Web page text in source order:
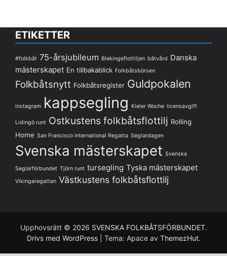
ETIKETTER
#folkbåt 75-årsjubileum Blekingeflottiljen båtvård Danska
mästerskapet En tillbakablick Folkbåtsbörsen
Folkbåtsnytt Folkbåtsregister Guldpokalen
instagram kappsegling Kieler Woche licensavgift
Lidingö runt Ostkustens folkbåtsflottilj Rolling
Home San Francisco International Regatta Seglardagen
Svenska mästerskapet Svenska
Seglarförbundet Tjörn runt tursegling Tyska mästerskapet
Vikingaregattan Västkustens folkbåtsflottilj
Upphovsrätt © 2026 SVENSKA FOLKBÅTSFÖRBUNDET.
Drivs med WordPress
Tema: Apace av ThemezHut.